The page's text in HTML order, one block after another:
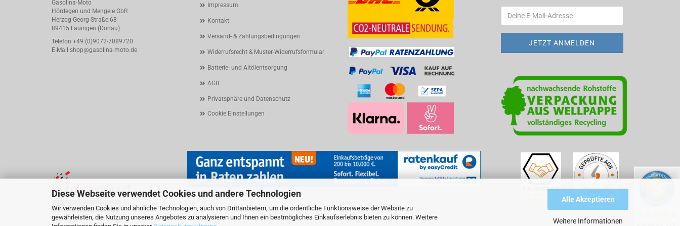
Diese Webseite verwendet Cookies und andere Technologien
Wir verwenden Cookies und ähnliche Technologien, auch von Drittanbietern, um die ordentliche Funktionsweise der Website zu
gewährleisten, die Nutzung unseres Angebotes zu analysieren und Ihnen ein bestmögliches Einkaufserlebnis bieten zu können. Weitere
Alle Akzeptieren
Weitere Informationen
Impressum
Kontakt
Versand- & Zahlungsbedingungen
Widerrufsrecht & Muster-Widerrufsformular
Batterie- und Altölentsorgung
AGB
Privatsphäre und Datenschutz
Cookie Einstellungen
Gasolina-Moto
Hördegen und Mengele GbR
Herzog-Georg-Straße 68
89415 Lauingen (Donau)
Telefon +49 (0)9072-7089720
E-Mail shop@gasolina-moto.de
Vertrag widerrufen